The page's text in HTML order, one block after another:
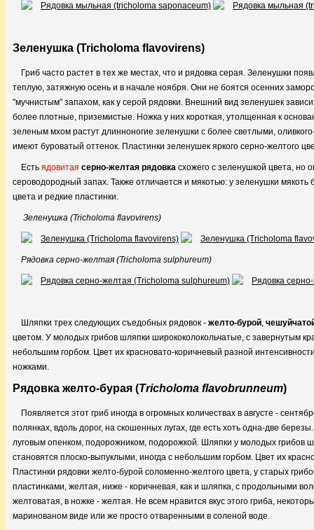
Зеленушка (Tricholoma flavovirens)
Гриб часто растет в тех же местах, что и рядовка серая. Зеленушки
теплую, затяжную осень и в начале ноября. Они не боятся осенних
"мучнистым" запахом, как у серой рядовки. Внешний вид зеленушек
более плотные, приземистые. Ножка у них короткая, утолщенная к
зеленым мхом растут длинноногие зеленушки с более светлыми,
имеют буроватый оттенок. Пластинки зеленушек яркого серно-желтого
Есть ядовитая серно-желтая рядовка схожего с зеленушкой цвета, но
сероводородный запах. Также отличается и мякотью: у зеленушки мякоть
цвета и редкие пластинки.
Зеленушка (Tricholoma flavovirens)
Рядовка серно-желтая (Tricholoma sulphureum)
Шляпки трех следующих съедобных рядовок - желто-бурой
цветом. У молодых грибов шляпки ширококолокольчатые, с завернутым
небольшим горбом. Цвет их красновато-коричневый разной
ножками.
Рядовка желто-бурая (Tricholoma flavobrunneum)
Появляется этот гриб иногда в огромных количествах в августе -
полянках, вдоль дорог, на скошенных лугах, где есть хоть одна-две
луговым опенком, подорожником, подорожкой. Шляпки у молодых грибов
становятся плоско-выпуклыми, иногда с небольшим горбом. Цвет их
Пластинки рядовки желто-бурой соломенно-желтого цвета, у старых
пластинками, желтая, ниже - коричневая, как и шляпка, с продольными
желтоватая, в ножке - желтая. Не всем нравится вкус этого гриба,
маринованом виде или же просто отваренными в соленой воде.